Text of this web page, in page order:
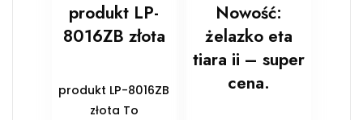
produkt LP-
8016ZB złota
produkt LP-8016ZB
złota To
Nowość:
żelazko eta
tiara ii – super
cena.